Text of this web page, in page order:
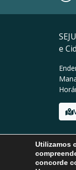
e
Tel:
Utilizamos
concorde